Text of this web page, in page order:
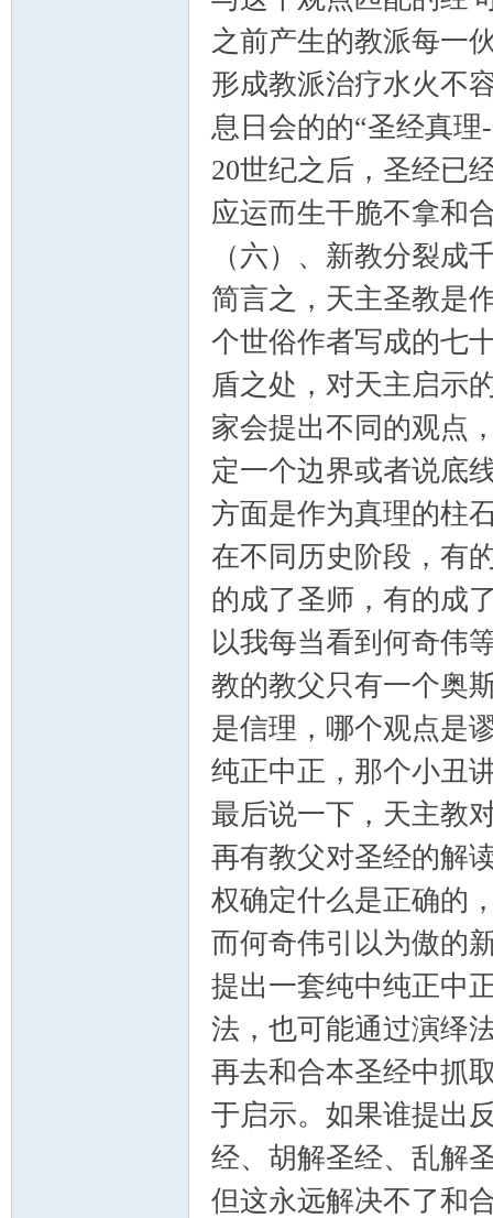
之前产生的教派每一
形成教派治疗水火不
息日会的的“圣经真
20世纪之后，圣经已
应运而生干脆不拿和
（六）、新教分裂成
简言之，天主圣教是
个世俗作者写成的七
盾之处，对天主启示
家会提出不同的观点
定一个边界或者说底
方面是作为真理的柱
在不同历史阶段，有
的成了圣师，有的成
以我每当看到何奇伟
教的教父只有一个奥
是信理，哪个观点是
纯正中正，那个小丑
最后说一下，天主教
再有教父对圣经的解
权确定什么是正确的
而何奇伟引以为傲的
提出一套纯中纯正中
法，也可能通过演绎
再去和合本圣经中抓
于启示。如果谁提出
经、胡解圣经、乱解
但这永远解决不了和